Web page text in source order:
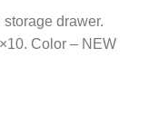
drawer.
Color – NEW